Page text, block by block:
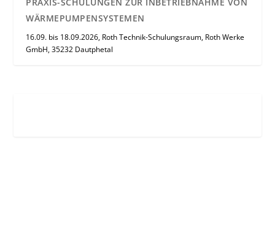
PRAXIS-SCHULUNGEN ZUR INBETRIEBNAHME VON
WÄRMEPUMPENSYSTEMEN
16.09. bis 18.09.2026, Roth Technik-Schulungsraum, Roth Werke
GmbH, 35232 Dautphetal